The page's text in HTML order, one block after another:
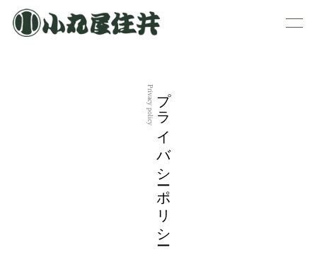
プライバシーポリシー
Privacy policy